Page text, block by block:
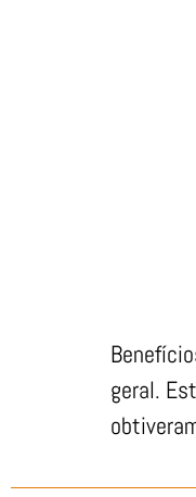
geral.